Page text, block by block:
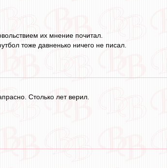
их мнение почитал.
тоже давненько ничего не писал.
Столько лет верил.